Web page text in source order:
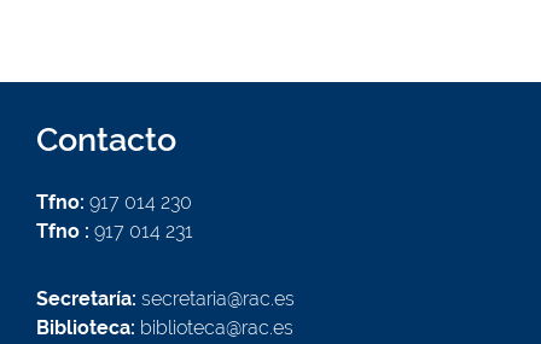
Contacto
Tfno: 917 014 230
Tfno : 917 014 231
Secretaría: secretaria@rac.es
Biblioteca: biblioteca@rac.es